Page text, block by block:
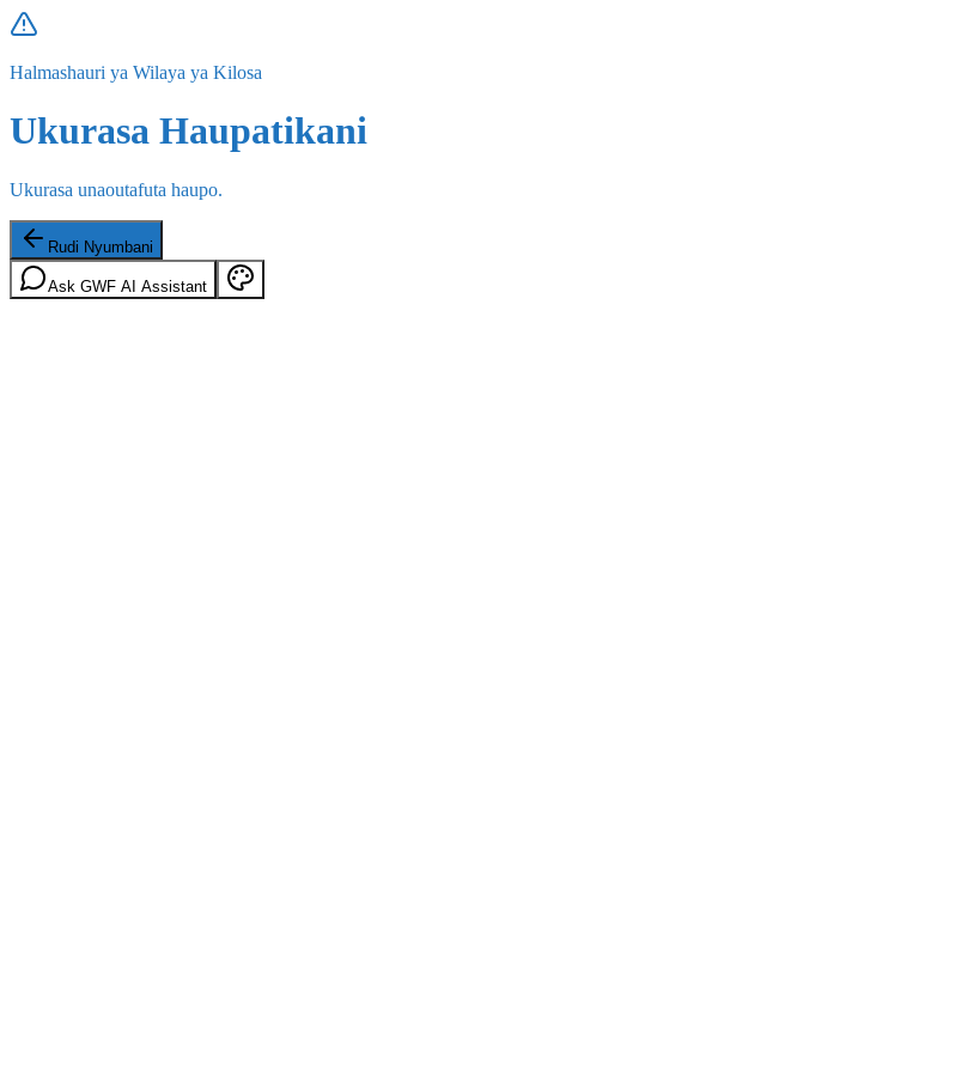
Halmashauri ya Wilaya ya Kilosa
Ukurasa Haupatikani
Ukurasa unaoutafuta haupo.
Rudi Nyumbani
Ask GWF AI Assistant